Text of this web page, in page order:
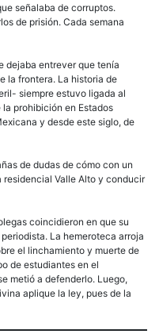
señalaba de corruptos.
de prisión. Cada semana
dejaba entrever que tenía
la frontera. La historia de
siempre estuvo ligada al
prohibición en Estados
y desde este siglo, de
de dudas de cómo con un
Valle Alto y conducir
coincidieron en que su
La hemeroteca arroja
el linchamiento y muerte de
de estudiantes en el
metió a defenderlo. Luego,
aplique la ley, pues de la